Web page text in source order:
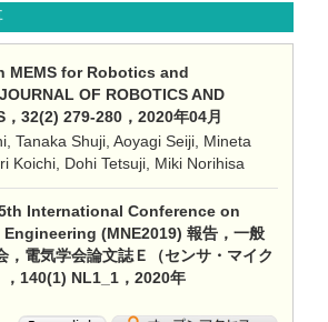
MEMS for Robotics and
OF ROBOTICS AND
，32(2) 279-280，2020年04月
Tanaka Shuji, Aoyagi Seiji, Mineta
Koichi, Dohi Tetsuji, Miki Norihisa
International Conference on
(MNE2019) 報告，一般
，電気学会論文誌Ｅ（センサ・マイク
，140(1) NL1_1，2020年